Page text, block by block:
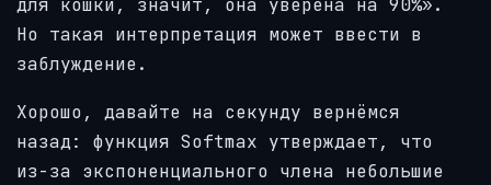
Но такая интерпретация может ввести в
заблуждение.
Хорошо, давайте на секунду вернёмся
назад: функция Softmax утверждает, что
из-за экспоненциального члена небольшие